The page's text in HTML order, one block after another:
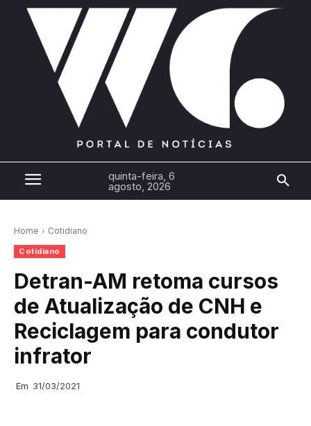
quinta-feira, 6
agosto, 2026
Home Cotidiano
Cotidiano
Detran-AM retoma cursos
de Atualização de CNH e
Reciclagem para condutor
infrator
Em 31/03/2021